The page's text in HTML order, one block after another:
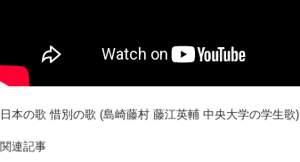
日本の歌 惜別の歌 (島崎藤村 藤江英輔 中央大学の学生歌)
関連記事